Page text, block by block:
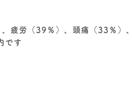
、疲労（39％）、頭痛（33％
です